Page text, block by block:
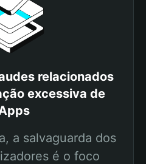
relacionados
excessiva de
a salvaguarda dos
é o foco